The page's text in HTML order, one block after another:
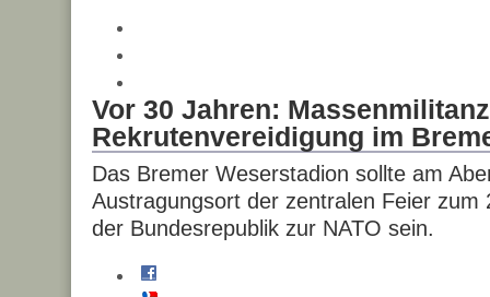
Vor 30 Jahren:
Rekrutenvereidigung im
Das Bremer Weserstadion sollte am
Austragungsort der zentralen Feier
der Bundesrepublik zur NATO sein.